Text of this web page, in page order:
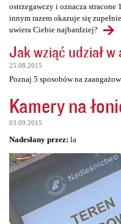
ostrzegawczy i oznacza stracone
innym razem okazuje się
uwiera Ciebie najbardziej?
Jak wziąć udział
25.08.2015
Poznaj 5 sposobów na
Kamery na
03.09.2015
Nadesłany przez: la